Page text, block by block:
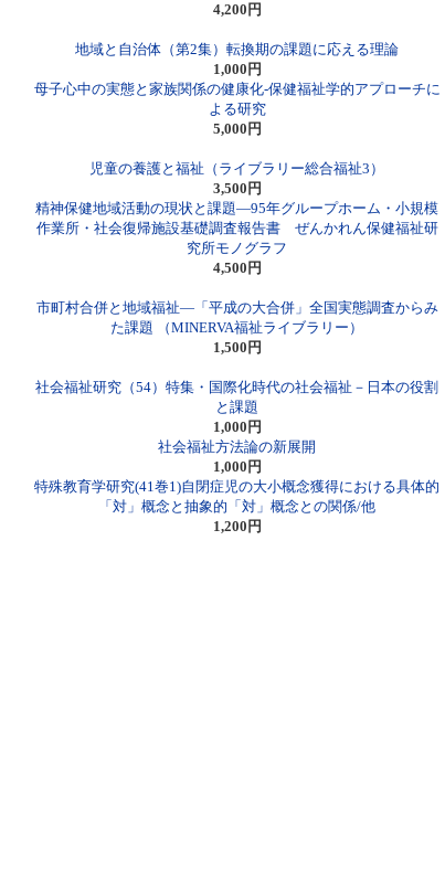
4,200円
地域と自治体（第2集）転換期の課題に応える理論
1,000円
母子心中の実態と家族関係の健康化-保健福祉学的アプローチに
よる研究
5,000円
児童の養護と福祉（ライブラリー総合福祉3）
3,500円
精神保健地域活動の現状と課題―95年グループホーム・小規模
作業所・社会復帰施設基礎調査報告書 ぜんかれん保健福祉研
究所モノグラフ
4,500円
市町村合併と地域福祉―「平成の大合併」全国実態調査からみ
た課題 （MINERVA福祉ライブラリー）
1,500円
社会福祉研究（54）特集・国際化時代の社会福祉－日本の役割
と課題
1,000円
社会福祉方法論の新展開
1,000円
特殊教育学研究(41巻1)自閉症児の大小概念獲得における具体的
「対」概念と抽象的「対」概念との関係/他
1,200円